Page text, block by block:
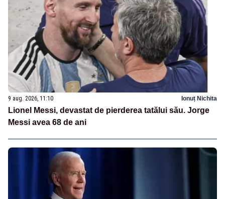
9 aug. 2026, 11:10 Ionuț Nichita
Lionel Messi, devastat de pierderea tatălui său. Jorge
Messi avea 68 de ani